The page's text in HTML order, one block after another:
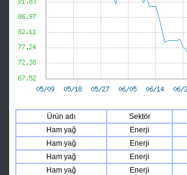
Ürün adı Sektör
Ham yağ
Enerji
Ham yağ
Enerji
Ham yağ
Enerji
Ham yağ
Enerji